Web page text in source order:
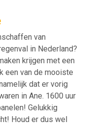
van
in Nederland?
krijgen met een
een van de mooiste
dat er vorig
in Ane. 1600 uur
Gelukkig
Houd er dus wel